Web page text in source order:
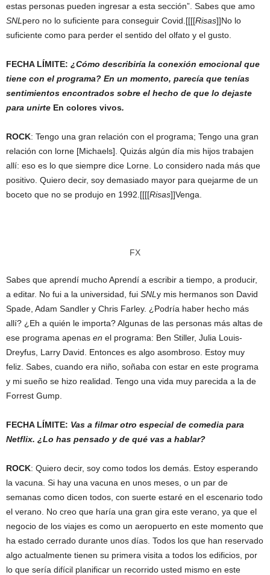
estas personas pueden ingresar a esta sección”. Sabes que amo
SNL pero no lo suficiente para conseguir Covid.[[[[Risas]]No lo
suficiente como para perder el sentido del olfato y el gusto.
FECHA LÍMITE: ¿Cómo describiría la conexión emocional que
tiene con el programa? En un momento, parecía que tenías
sentimientos encontrados sobre el hecho de que lo dejaste
para unirte En colores vivos.
ROCK: Tengo una gran relación con el programa; Tengo una gran
relación con lorne [Michaels]. Quizás algún día mis hijos trabajen
allí: eso es lo que siempre dice Lorne. Lo considero nada más que
positivo. Quiero decir, soy demasiado mayor para quejarme de un
boceto que no se produjo en 1992.[[[[Risas]]Venga.
FX
Sabes que aprendí mucho Aprendí a escribir a tiempo, a producir,
a editar. No fui a la universidad, fui SNL y mis hermanos son David
Spade, Adam Sandler y Chris Farley. ¿Podría haber hecho más
allí? ¿Eh a quién le importa? Algunas de las personas más altas de
ese programa apenas en el programa: Ben Stiller, Julia Louis-
Dreyfus, Larry David. Entonces es algo asombroso. Estoy muy
feliz. Sabes, cuando era niño, soñaba con estar en este programa
y mi sueño se hizo realidad. Tengo una vida muy parecida a la de
Forrest Gump.
FECHA LÍMITE: Vas a filmar otro especial de comedia para
Netflix. ¿Lo has pensado y de qué vas a hablar?
ROCK: Quiero decir, soy como todos los demás. Estoy esperando
la vacuna. Si hay una vacuna en unos meses, o un par de
semanas como dicen todos, con suerte estaré en el escenario todo
el verano. No creo que haría una gran gira este verano, ya que el
negocio de los viajes es como un aeropuerto en este momento que
ha estado cerrado durante unos días. Todos los que han reservado
algo actualmente tienen su primera visita a todos los edificios, por
lo que sería difícil planificar un recorrido usted mismo en este